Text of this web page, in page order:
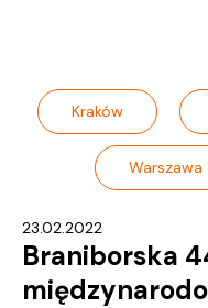
Kraków
Warszawa
23.02.2022
Braniborska